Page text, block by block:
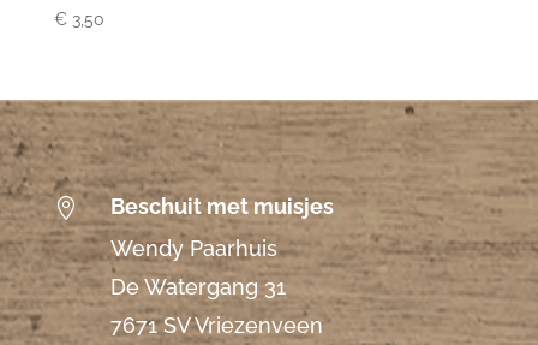
€3,50

Beschuit met muisjes
Wendy Paarhuis
De Watergang 31
7671 SV Vriezenveen